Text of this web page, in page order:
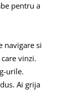
pentru a
navigare si
vinzi.
urile.
Ai grija